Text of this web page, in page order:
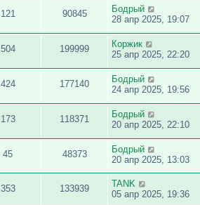
121 90845
Бодрый
28 апр 2025, 19:07
504 199999
Коржик
25 апр 2025, 22:20
424 177140
Бодрый
24 апр 2025, 19:56
173 118371
Бодрый
20 апр 2025, 22:10
45 48373
Бодрый
20 апр 2025, 13:03
353 133939
TANK
05 апр 2025, 19:36